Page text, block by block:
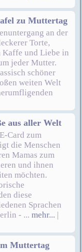
zu Muttertag
an der
Torte,
Kaffe und Liebe in
jeder Mutter.
schöner
weiten Welt
aus aller Welt
Card zum
die Menschen
Mamas zum
und ihnen
möchten.
diese
Sprachen
- ... mehr... |
Muttertag